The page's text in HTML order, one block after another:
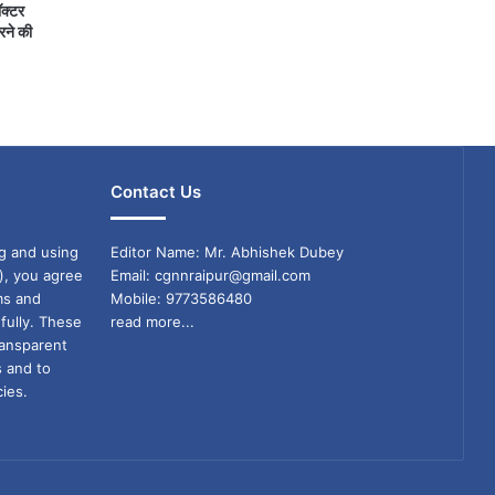
की
and using
you agree
and
These
and to
Contact Us
Editor Name: Mr. Abhishek Dubey
Email: cgnnraipur@gmail.com
Mobile: 9773586480
read more...